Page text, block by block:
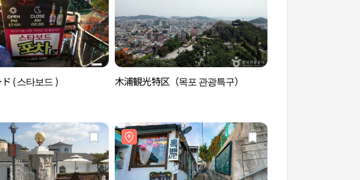
( 스타보드 ) 木浦観光特区（목포 관광특구）